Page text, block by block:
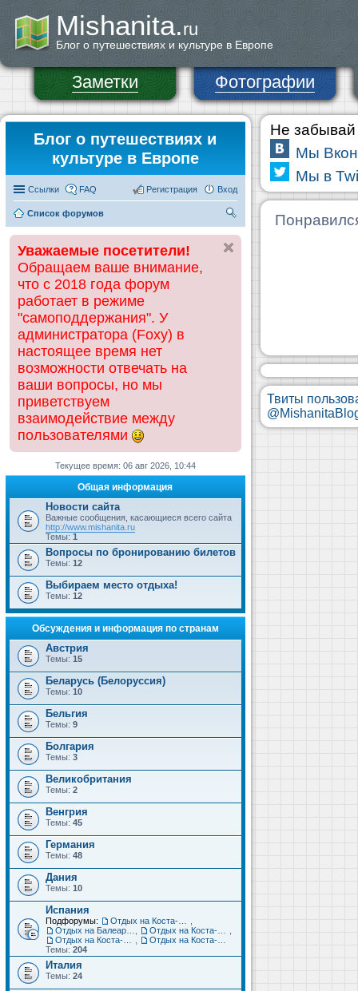
Mishanita.ru
Блог о путешествиях и культуре в Европе
Заметки Фотографии
Блог о путешествиях и
культуре в Европе
Ссылки FAQ Вход
Регистрация
Список форумов
ск
Уважаемые посетители!
Обращаем ваше внимание,
что с 2018 года форум
работает в режиме
"самоподдержания". У
администратора (Foxy) в
настоящее время нет
возможности отвечать на
ваши вопросы, но мы
приветствуем
взаимодействие между
пользователями
Текущее время: 06 авг 2026, 10:44
Общая информация
Новости сайта
Важные сообщения, касающиеся всего сайта
http://www.mishanita.ru
Темы: 1
Вопросы по бронированию билетов
Темы: 12
Выбираем место отдыха!
Темы: 12
Обсуждения и информация по странам
Австрия
Темы: 15
Беларусь (Белоруссия)
Темы: 10
Бельгия
Темы: 9
Болгария
Темы: 3
Великобритания
Темы: 2
Венгрия
Темы: 45
Германия
Темы: 48
Дания
Темы: 10
Испания
Подфорумы:
Темы: 204
Италия
Темы: 24
Не забывай
Мы
Мы в
Твиты